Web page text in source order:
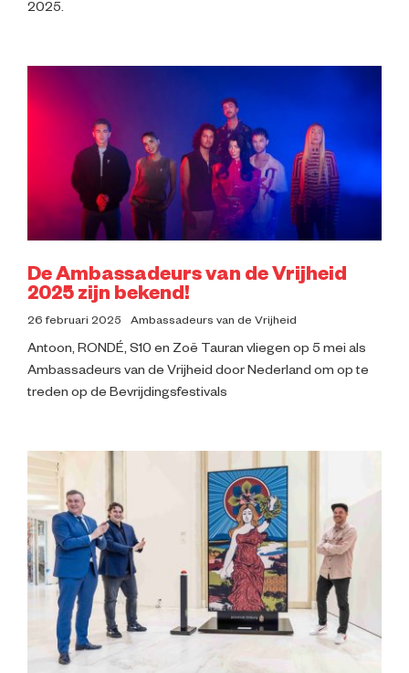
2025.
De Ambassadeurs van de Vrijheid
2025 zijn bekend!
26 februari 2025 Ambassadeurs van de Vrijheid
Antoon, RONDÉ, S10 en Zoë Tauran vliegen op 5 mei als
Ambassadeurs van de Vrijheid door Nederland om op te
treden op de Bevrijdingsfestivals